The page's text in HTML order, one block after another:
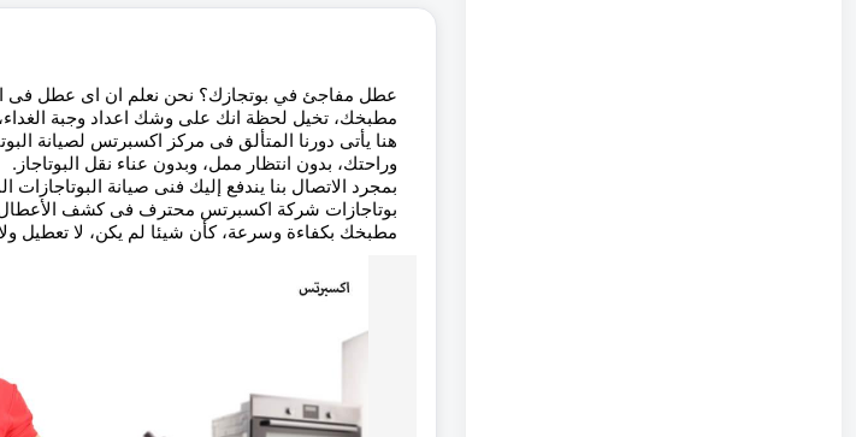
عطل مفاجئ في بوتجازك؟ نحن نعلم ان اى عطل فى
مطبخك، تخيل لحظة انك على وشك اعداد وجبة الغداء،
هنا يأتى دورنا المتألق فى مركز اكسبرتس لصيانة
وراحتك، بدون انتظار ممل، وبدون عناء نقل البوتاجاز.
بمجرد الاتصال بنا يندفع إليك فنى صيانة
بوتاجازات شركة اكسبرتس محترف فى كشف الأعطال
مطبخك بكفاءة وسرعة، كأن شيئا لم يكن، لا تعطيل